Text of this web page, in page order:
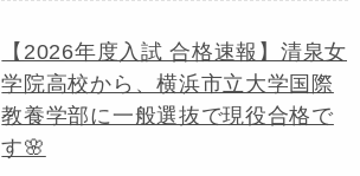
【2026年度入試 合格速報】清泉女
学院高校から、横浜市立大学国際
教養学部に一般選抜で現役合格で
す🌸